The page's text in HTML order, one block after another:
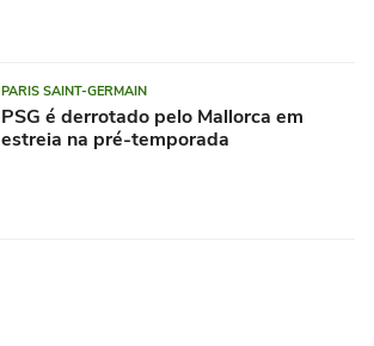
PARIS SAINT-GERMAIN
PSG é derrotado pelo Mallorca em
estreia na pré-temporada